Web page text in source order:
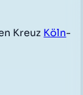
Kreuz Köln-